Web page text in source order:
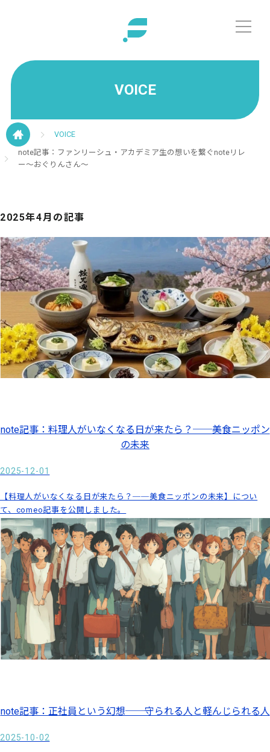
VOICE
VOICE
note記事：ファンリーシュ・アカデミア生の想いを繋ぐnoteリレ
ー～おぐりんさん～
2025年4月の記事
note記事：料理人がいなくなる日が来たら？──美食ニッポン
の未来
2025-12-01
【料理人がいなくなる日が来たら？──美食ニッポンの未来】につい
て、comeo記事を公開しました。
note記事：正社員という幻想──守られる人と軽んじられる人
2025-10-02